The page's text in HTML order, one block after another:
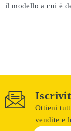
il modello a cui è
Ottieni
vendite e